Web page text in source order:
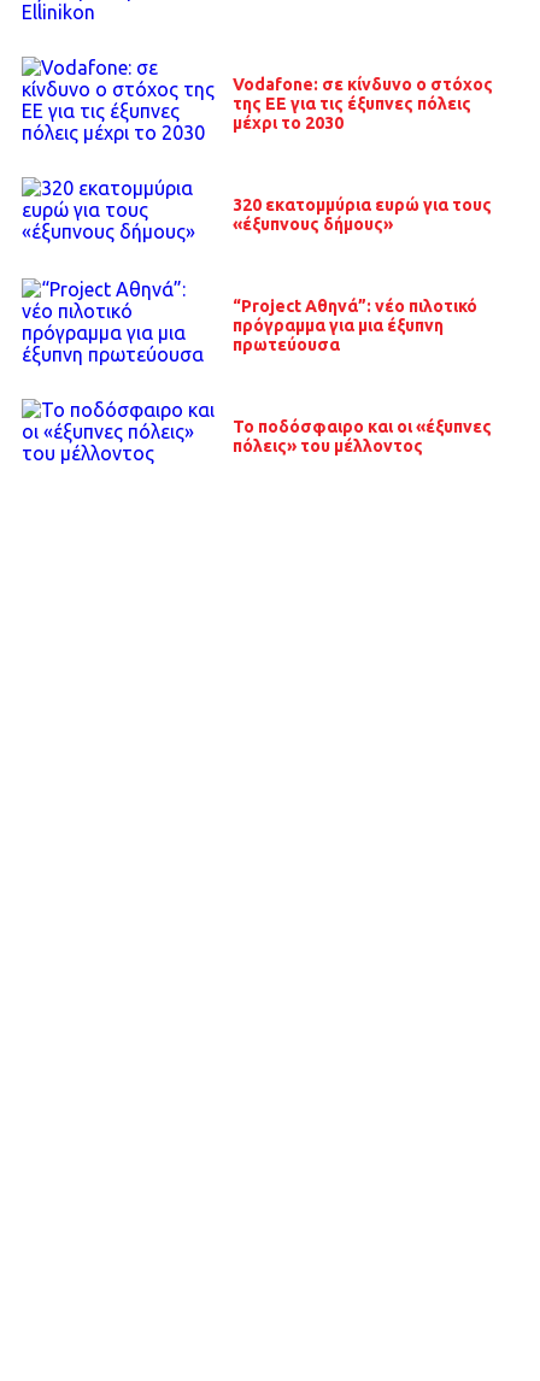
Vodafone: σε κίνδυνο ο στόχος
της ΕΕ για τις έξυπνες πόλεις
μέχρι το 2030
320 εκατομμύρια ευρώ για τους
«έξυπνους δήμους»
“Project Αθηνά”: νέο πιλοτικό
πρόγραμμα για μια έξυπνη
πρωτεύουσα
Το ποδόσφαιρο και οι «έξυπνες
πόλεις» του μέλλοντος